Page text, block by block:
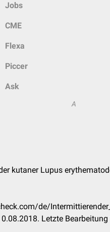
Jobs
CME
Flexa
Piccer
Ask
A
kutaner Lupus
de/
Letzte